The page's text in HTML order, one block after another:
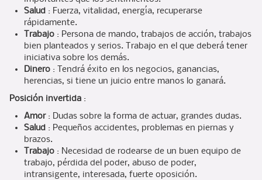
Salud : Fuerza, vitalidad, energía, recuperarse
rápidamente.
Trabajo: Persona de mando, trabajos de acción, trabajos
bien planteados y serios. Trabajo en el que deberá tener
iniciativa sobre los demás.
Dinero: Tendrá éxito en los negocios, ganancias,
herencias, si tiene un juicio entre manos lo ganará.
Posición invertida:
Amor: Dudas sobre la forma de actuar, grandes dudas.
Salud : Pequeños accidentes, problemas en piernas y
brazos.
Trabajo: Necesidad de rodearse de un buen equipo de
trabajo, pérdida del poder, abuso de poder,
intransigente, interesada, fuerte oposición.